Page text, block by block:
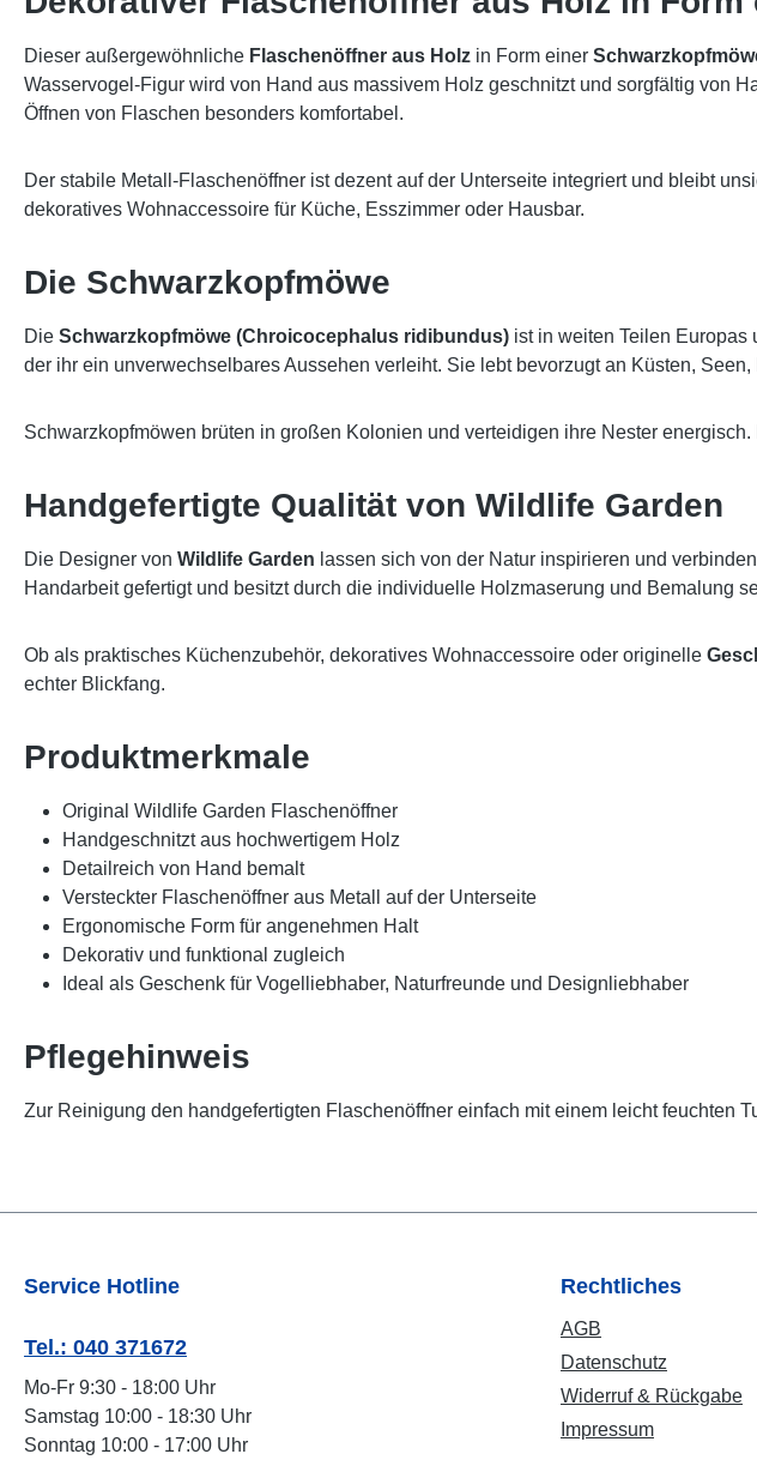
Dieser außergewöhnliche Flaschenöffner aus Holz in Form einer
Wasservogel-Figur wird von Hand aus massivem Holz geschnitzt und sorgfältig von
Öffnen von Flaschen besonders komfortabel.
Der stabile Metall-Flaschenöffner ist dezent auf der Unterseite integriert und bleibt
dekoratives Wohnaccessoire für Küche, Esszimmer oder Hausbar.
Die Schwarzkopfmöwe
Die Schwarzkopfmöwe (Chroicocephalus ridibundus) ist in weiten Teilen Europas
der ihr ein unverwechselbares Aussehen verleiht. Sie lebt bevorzugt an Küsten,
Schwarzkopfmöwen brüten in großen Kolonien und verteidigen ihre Nester
Handgefertigte Qualität von Wildlife Garden
Die Designer von Wildlife Garden lassen sich von der Natur inspirieren und
Handarbeit gefertigt und besitzt durch die individuelle Holzmaserung und Bemalung
Ob als praktisches Küchenzubehör, dekoratives Wohnaccessoire oder originelle
echter Blickfang.
Produktmerkmale
Original Wildlife Garden Flaschenöffner
Handgeschnitzt aus hochwertigem Holz
Detailreich von Hand bemalt
Versteckter Flaschenöffner aus Metall auf der Unterseite
Ergonomische Form für angenehmen Halt
Dekorativ und funktional zugleich
Ideal als Geschenk für Vogelliebhaber, Naturfreunde und Designliebhaber
Pflegehinweis
Zur Reinigung den handgefertigten Flaschenöffner einfach mit einem leicht feuchten
Service Hotline
Tel.: 040 371672
Mo-Fr 9:30 - 18:00 Uhr
Samstag 10:00 - 18:30 Uhr
Sonntag 10:00 - 17:00 Uhr
Rechtliches
AGB
Datenschutz
Widerruf & Rückgabe
Impressum